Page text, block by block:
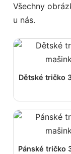
Všechny
u nás.
Dětské tričko
Pánské tričko